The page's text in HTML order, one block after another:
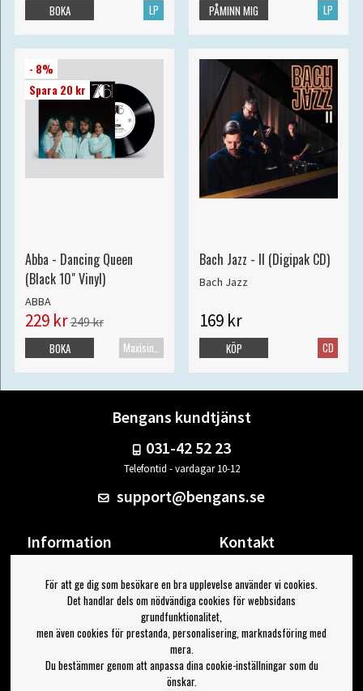
LP
BOKA LP
PÅMINN MIG
- 8%
Spara 20 kr
Abba - Dancing Queen
(Black 10" Vinyl)
ABBA
229 kr249 kr
Maxisingel
BOKA
Bach Jazz - II (Digipak CD)
Bach Jazz
169 kr
CD
KÖP
Bengans kundtjänst
031-42 52 23
Telefontid - vardagar 10-12
support@bengans.se
Information
Om Bengans
FAQ / Köp- & Leveransvillkor
Kontakt
Din sida
Logga ut
Jag vill ha tips från Bengans
För att ge dig som besökare en bra upplevelse använder vi cookies.
Det handlar dels om nödvändiga cookies för webbsidans
grundfunktionalitet,
men även cookies för prestanda, personalisering, marknadsföring med
mera.
Du bestämmer genom att anpassa dina cookie-inställningar som du
önskar.